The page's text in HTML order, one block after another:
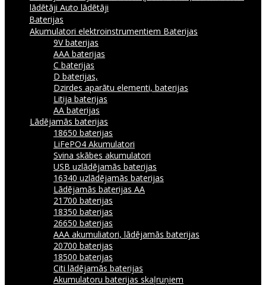
lādētāji Auto lādētāji
Baterijas
Akumulatori elektroinstrumentiem Baterijas
9V baterijas
AAA baterijas
C baterijas
D baterijas,
Dzirdes aparātu elementi, baterijas
Litija baterijas
AA baterijas
Lādējamās baterijas
18650 baterijas
LiFePO4 Akumulatori
Svina skābes akumulatori
USB uzlādējamās baterijas
16340 uzlādējamās baterijas
Lādējamās baterijas AA
21700 baterijas
18350 baterijas
26650 baterijas
AAA akumuliatori, lādējamās baterijas
20700 baterijas
18500 baterijas
Citi lādējamās baterijas
Akumulatoru baterijas skaļruņiem